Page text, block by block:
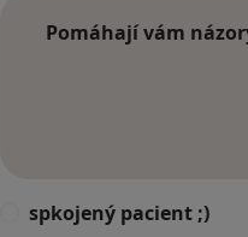
Pomáhají vám
spkojený pacient ;)